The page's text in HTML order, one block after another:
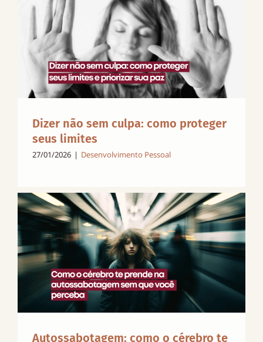
Dizer não sem culpa: como proteger
seus limites
27/01/2026 | Desenvolvimento Pessoal
Autossabotagem: como o cérebro te